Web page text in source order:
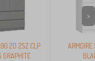
2D 2SZ CLP
GRAPHITE
ARMOIRE
>